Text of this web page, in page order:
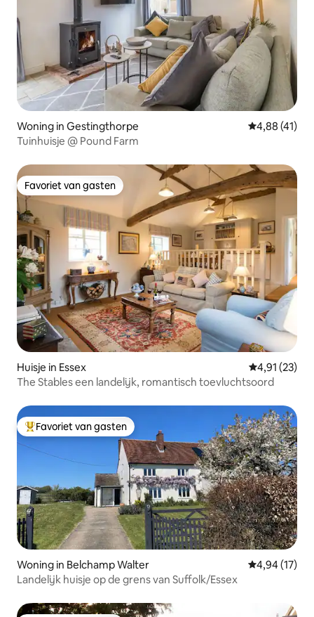
Woning in Gestingthorpe Gemiddelde
4,88 (41)
Tuinhuisje @ Pound Farm
Favoriet van gasten
Favoriet van gasten
Huisje in Essex Gemiddelde
4,91 (23)
The Stables een landelijk, romantisch toevluchtsoord
Topfavoriet van gasten
Favoriet van gasten
Woning in Belchamp Walter Gemiddelde
4,94 (17)
Landelijk huisje op de grens van Suffolk/Essex